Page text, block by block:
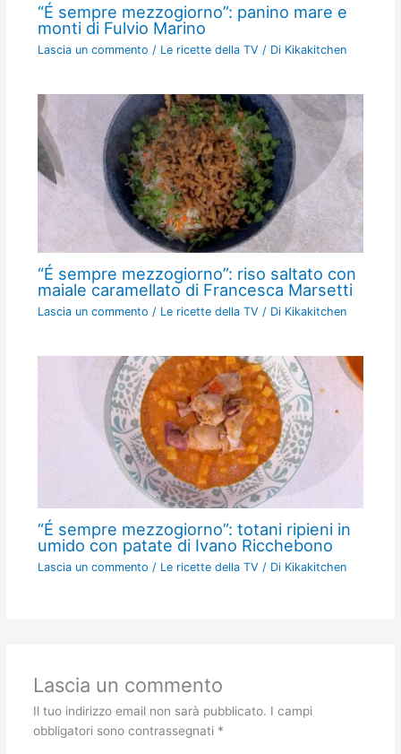
“É sempre mezzogiorno”: panino mare e
monti di Fulvio Marino
Lascia un commento / Le ricette della TV / Di Kikakitchen
“É sempre mezzogiorno”: riso saltato con
maiale caramellato di Francesca Marsetti
Lascia un commento / Le ricette della TV / Di Kikakitchen
“É sempre mezzogiorno”: totani ripieni in
umido con patate di Ivano Ricchebono
Lascia un commento / Le ricette della TV / Di Kikakitchen
Lascia un commento
Il tuo indirizzo email non sarà pubblicato. I campi
obbligatori sono contrassegnati *